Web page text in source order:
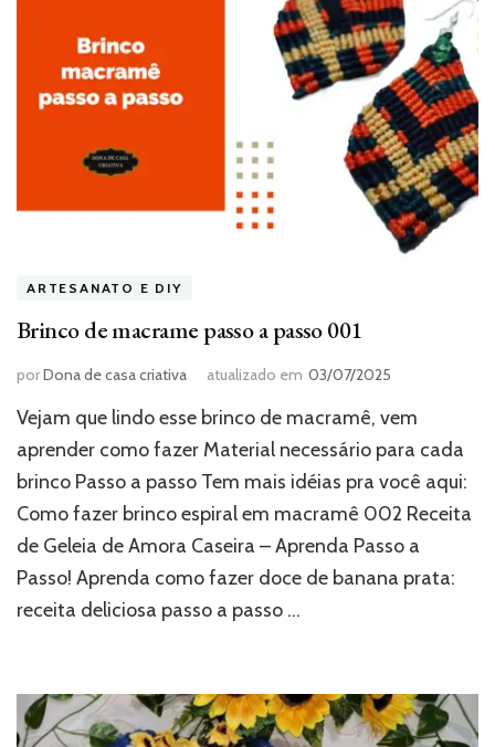
ARTESANATO E DIY
Brinco de macrame passo a passo 001
porDona de casa criativa atualizado em 03/07/2025
Vejam que lindo esse brinco de macramê, vem
aprender como fazer Material necessário para cada
brinco Passo a passo Tem mais idéias pra você aqui:
Como fazer brinco espiral em macramê 002 Receita
de Geleia de Amora Caseira – Aprenda Passo a
Passo! Aprenda como fazer doce de banana prata:
receita deliciosa passo a passo …